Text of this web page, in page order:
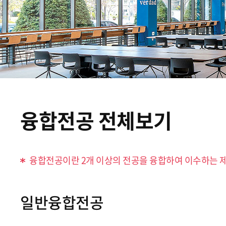
융합전공 전체보기
융합전공이란 2개 이상의 전공을 융합하여 이수하는
일반융합전공